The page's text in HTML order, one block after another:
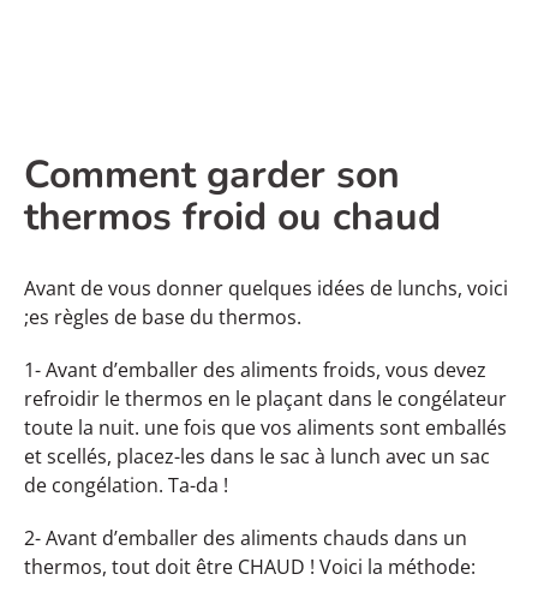
Comment garder son
thermos froid ou chaud
Avant de vous donner quelques idées de lunchs, voici
;es règles de base du thermos.
1- Avant d’emballer des aliments froids, vous devez
refroidir le thermos en le plaçant dans le congélateur
toute la nuit. une fois que vos aliments sont emballés
et scellés, placez-les dans le sac à lunch avec un sac
de congélation. Ta-da !
2- Avant d’emballer des aliments chauds dans un
thermos, tout doit être CHAUD ! Voici la méthode: